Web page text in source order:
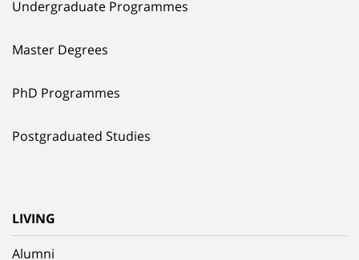
Undergraduate Programmes
Master Degrees
PhD Programmes
Postgraduated Studies
LIVING
Alumni